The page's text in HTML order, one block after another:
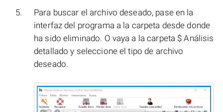
Para buscar el archivo deseado, pase en la
interfaz del programa a la carpeta desde donde
ha sido eliminado. O vaya a la carpeta $ Análisis
detallado y seleccione el tipo de archivo
deseado.